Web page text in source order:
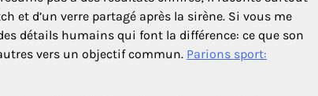
et d’un verre partagé après la sirène. Si vous me
détails humains qui font la différence: ce que son
vers un objectif commun. Parions sport: